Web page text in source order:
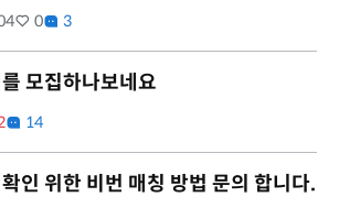
0 3
모집하나보네요
14
인 위한 비번 매칭 방법 문의 합니다.